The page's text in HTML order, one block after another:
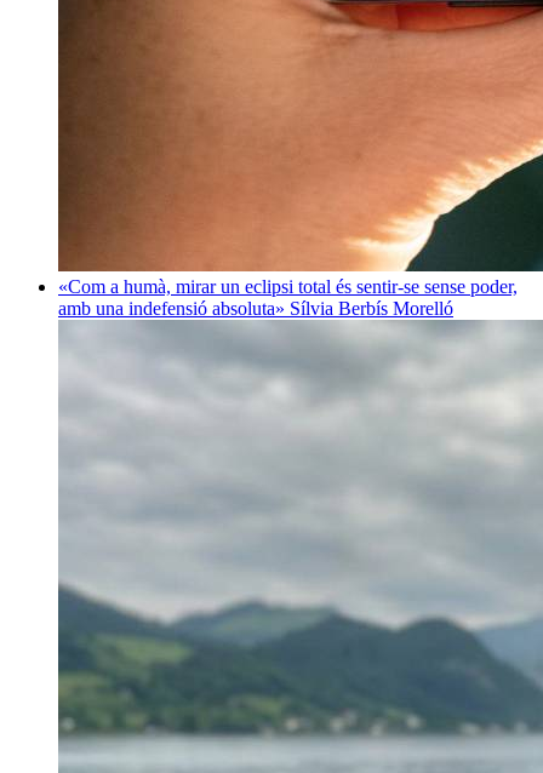
«Com a humà, mirar un eclipsi total és sentir-se sense poder,
amb una indefensió absoluta» Sílvia Berbís Morelló